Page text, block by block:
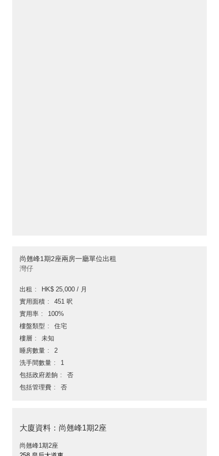
尚翹峰1期2座兩房一廳單位出租
灣仔
出租
HK$ 25,000 / 月
實用面積
451 呎
實用率
100%
樓盤類型
住宅
樓層
未知
睡房數量
2
洗手間數量
1
包括政府差餉
否
包括管理費
否
大廈資料：尚翹峰1期2座
尚翹峰1期2座